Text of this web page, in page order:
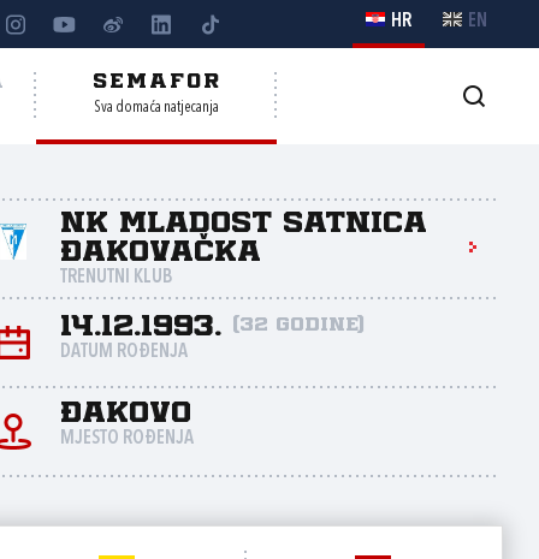
HR EN
SEMAFOR
Sva domaća natjecanja
NK Mladost Satnica
Đakovačka
TRENUTNI KLUB
14.12.1993. (32 godine)
DATUM ROĐENJA
Đakovo
MJESTO ROĐENJA